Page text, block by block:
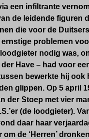
een infiltrante
de leidende figuren
die voor de
problemen
nodig was,
Have – had voor
bewerkte hij ook
glippen. Op 5 april
der Stoep met vier
(de loodgieter).
daar haar
de ‘Herren’